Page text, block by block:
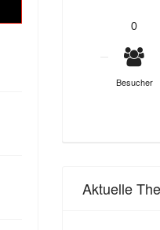
0
Besucher
Aktuelle